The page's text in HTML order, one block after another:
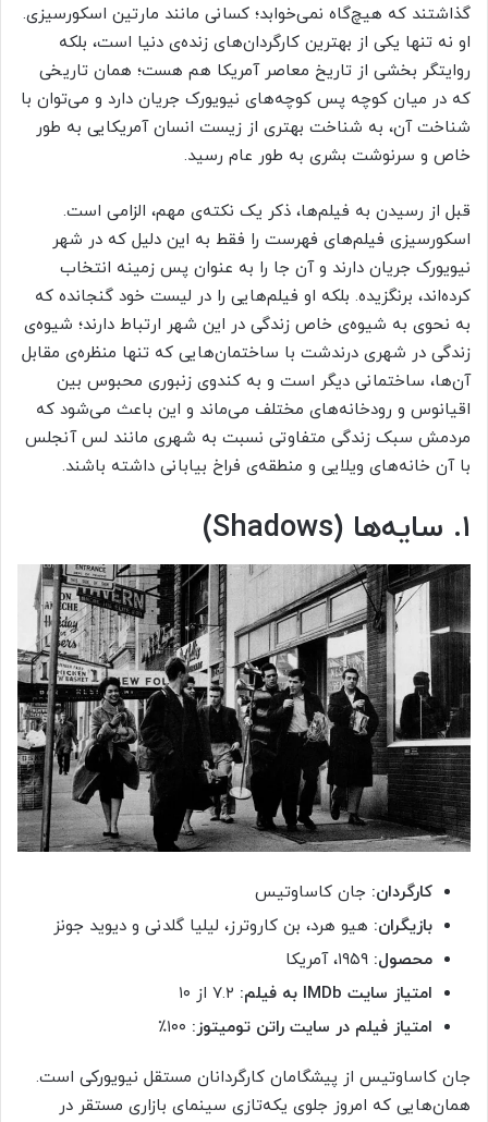
گذاشتند که هیچ‌گاه نمی‌خوابد؛ کسانی مانند مارتین اسکورسیزی.
او نه تنها یکی از بهترین کارگردان‌های زنده‌ی دنیا است، بلکه
روایتگر بخشی از تاریخ معاصر آمریکا هم هست؛ همان تاریخی
که در میان کوچه پس کوچه‌های نیویورک جریان دارد و می‌توان با
شناخت آن، به شناخت بهتری از زیست انسان آمریکایی به طور
خاص و سرنوشت بشری به طور عام رسید.
قبل از رسیدن به فیلم‌ها، ذکر یک نکته‌ی مهم، الزامی است.
اسکورسیزی فیلم‌های فهرست را فقط به این دلیل که در شهر
نیویورک جریان دارند و آن جا را به عنوان پس زمینه انتخاب
کرده‌اند، برنگزیده. بلکه او فیلم‌هایی را در لیست خود گنجانده که
به نحوی به شیوه‌ی خاص زندگی در این شهر ارتباط دارند؛ شیوه‌ی
زندگی در شهری درندشت با ساختمان‌هایی که تنها منظره‌ی مقابل
آن‌ها، ساختمانی دیگر است و به کندوی زنبوری محبوس بین
اقیانوس و رودخانه‌های مختلف می‌ماند و این باعث می‌شود که
مردمش سبک زندگی متفاوتی نسبت به شهری مانند لس آنجلس
با آن خانه‌های ویلایی و منطقه‌ی فراخ بیابانی داشته باشند.
۱. سایه‌ها (Shadows)
کارگردان: جان کاساوتیس
بازیگران: هیو هرد، بن کاروترز، لیلیا گلدنی و دیوید جونز
محصول:
امتیاز سایت IMDb به فیلم:
امتیاز فیلم در سایت راتن تومیتوز:
جان کاساوتیس از پیشگامان کارگردانان مستقل نیویورکی است.
همان‌هایی که امروز جلوی یکه‌تازی سینمای بازاری مستقر در